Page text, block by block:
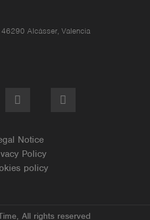
Alcàsser, Valencia
Notice
Policy
policy
All rights reserved